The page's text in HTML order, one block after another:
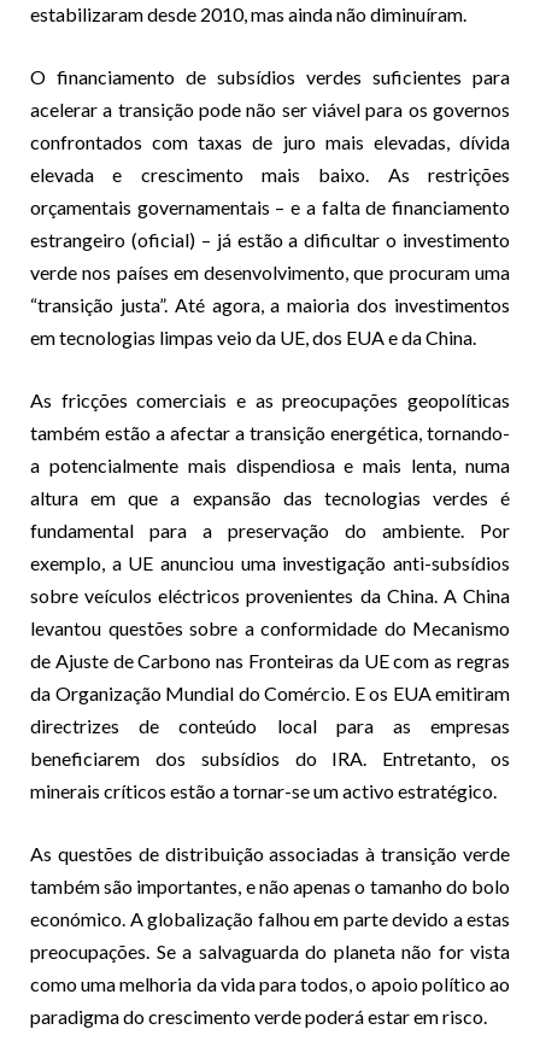
estabilizaram desde 2010, mas ainda não diminuíram.
O financiamento de subsídios verdes suficientes para
acelerar a transição pode não ser viável para os governos
confrontados com taxas de juro mais elevadas, dívida
elevada e crescimento mais baixo. As restrições
orçamentais governamentais – e a falta de financiamento
estrangeiro (oficial) – já estão a dificultar o investimento
verde nos países em desenvolvimento, que procuram uma
“transição justa”. Até agora, a maioria dos investimentos
em tecnologias limpas veio da UE, dos EUA e da China.
As fricções comerciais e as preocupações geopolíticas
também estão a afectar a transição energética, tornando-
a potencialmente mais dispendiosa e mais lenta, numa
altura em que a expansão das tecnologias verdes é
fundamental para a preservação do ambiente. Por
exemplo, a UE anunciou uma investigação anti-subsídios
sobre veículos eléctricos provenientes da China. A China
levantou questões sobre a conformidade do Mecanismo
de Ajuste de Carbono nas Fronteiras da UE com as regras
da Organização Mundial do Comércio. E os EUA emitiram
directrizes de conteúdo local para as empresas
beneficiarem dos subsídios do IRA. Entretanto, os
minerais críticos estão a tornar-se um activo estratégico.
As questões de distribuição associadas à transição verde
também são importantes, e não apenas o tamanho do bolo
económico. A globalização falhou em parte devido a estas
preocupações. Se a salvaguarda do planeta não for vista
como uma melhoria da vida para todos, o apoio político ao
paradigma do crescimento verde poderá estar em risco.